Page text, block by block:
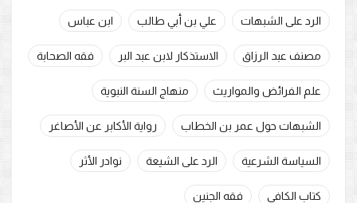
الرد على الشبهات علي بن أبي طالب ابن عباس
مصنف عبد الرزاق الاستذكار لابن عبد البر فقه الصحابة
علم الفرائض والمواريث منهاج السنة النبوية
الشبهات حول عمر بن الخطاب رواية الأكابر عن الأصاغر
السياسة الشرعية الرد على الشيعة نوادر الأثر
كتاب الكافي فقه الجنين